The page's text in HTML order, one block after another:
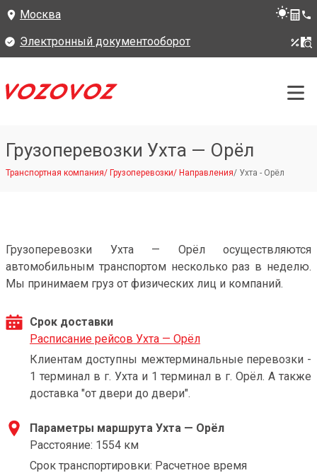
Москва
Электронный документооборот
Грузоперевозки Ухта — Орёл
Транспортная компания/ Грузоперевозки/ Направления/ Ухта - Орёл
Грузоперевозки Ухта — Орёл осуществляются
автомобильным транспортом несколько раз в неделю.
Мы принимаем груз от физических лиц и компаний.
Срок доставки
Расписание рейсов Ухта — Орёл
Клиентам доступны межтерминальные перевозки -
1 терминал в г. Ухта и 1 терминал в г. Орёл. А также
доставка "от двери до двери".
Параметры маршрута Ухта — Орёл
Расстояние: 1554 км
Срок транспортировки: Расчетное время